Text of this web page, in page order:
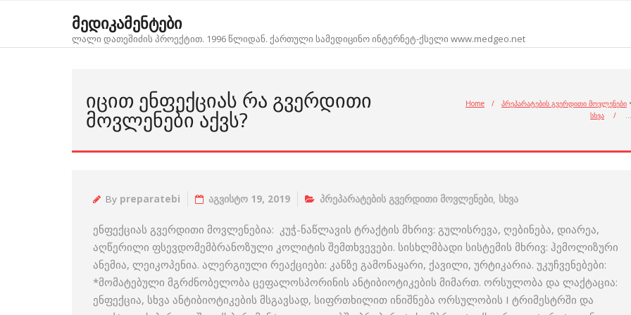
მედიკამენტები
ლალი დათეშიძის პროექტით. 1996 წლიდან. ქართული სამედიცინო ინტერნეტ-ქსელი www.medgeo.net
ᲘᲪᲘᲗ ᲔᲜᲤᲔᲥᲪᲘᲐᲡ ᲠᲐ ᲒᲕᲔᲠᲓᲘᲗᲘ
ᲛᲝᲕᲚᲔᲜᲔᲑᲘ ᲐᲥᲕᲡ?
Home / პრეპარატების გვერდითი მოვლენები •
სხვა
/ …
By preparatebi აგვისტო 19, 2019 პრეპარატების გვერდითი მოვლენები, სხვა
ენფექციას გვერდითი მოვლენებია: კუჭ-ნაწლავის ტრაქტის მხრივ: გულისრევა, ღებინება, დიარეა,
აღწერილი ფსევდომემბრანოზული კოლიტის შემთხვევები. სისხლმბადი სისტემის მხრივ: ჰემოლიზური
ანემია, ლეიკოპენია. ალერგიული რეაქციები: კანზე გამონაყარი, ქავილი, ურტიკარია. უკუჩვენებები:
*მომატებული მგრძნობელობა ცეფალოსპორინის ანტიბიოტიკების მიმართ. ორსულობა და ლაქტაცია:
ენფექცია, სხვა ანტიბიოტიკების მსგავსად, სიფრთხილით ინიშნება ორსულობის I ტრიმესტრში და